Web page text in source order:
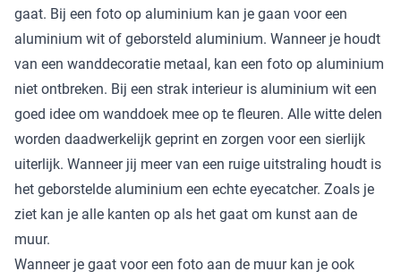
gaat. Bij een foto op aluminium kan je gaan voor een
aluminium wit of geborsteld aluminium. Wanneer je houdt
van een wanddecoratie metaal, kan een foto op aluminium
niet ontbreken. Bij een strak interieur is aluminium wit een
goed idee om wanddoek mee op te fleuren. Alle witte delen
worden daadwerkelijk geprint en zorgen voor een sierlijk
uiterlijk. Wanneer jij meer van een ruige uitstraling houdt is
het geborstelde aluminium een echte eyecatcher. Zoals je
ziet kan je alle kanten op als het gaat om kunst aan de
muur.
Wanneer je gaat voor een foto aan de muur kan je ook